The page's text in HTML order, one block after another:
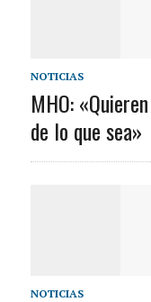
NOTICIAS
MHO:
de lo que sea»
NOTICIAS